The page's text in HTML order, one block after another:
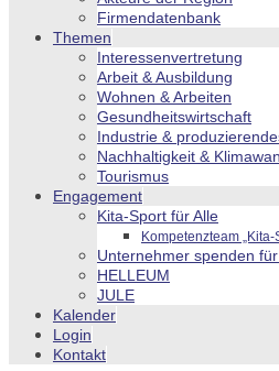
Firmendatenbank
Themen
Interessenvertretung
Arbeit & Ausbildung
Wohnen & Arbeiten
Gesundheitswirtschaft
Industrie &
Nachhaltigkeit &
Tourismus
Engagement
Kita-Sport für Alle
Kompetenzteam
Unternehmer spenden
HELLEUM
JULE
Kalender
Login
Kontakt